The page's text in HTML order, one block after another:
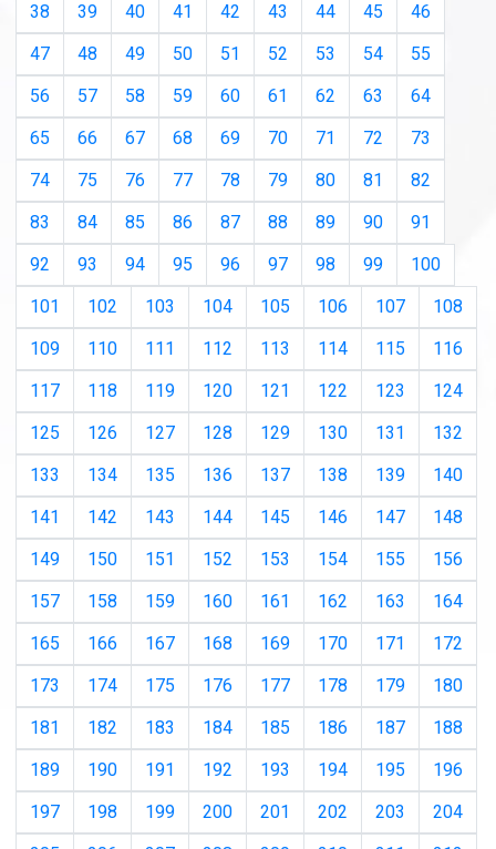
38
39 40 41 42 43 44 45
46
47
48 49 50 51 52 53 54
55
56
57 58 59 60 61 62 63
64
65
66 67 68 69 70 71 72
73
74
75 76 77 78 79 80 81
82
83
84 85 86 87 88 89 90
91
92
93 94 95 96 97 98 99
100
101
102 103 104 105 106 107
108
109
110 111 112 113 114 115
116
117
118 119 120 121 122 123
124
125
126 127 128 129 130 131
132
133
134 135 136 137 138 139
140
141
142 143 144 145 146 147
148
149
150 151 152 153 154 155
156
157
158 159 160 161 162 163
164
165
166 167 168 169 170 171
172
173
174 175 176 177 178 179
180
181
182 183 184 185 186 187
188
189
190 191 192 193 194 195
196
197
198 199 200 201 202 203
204